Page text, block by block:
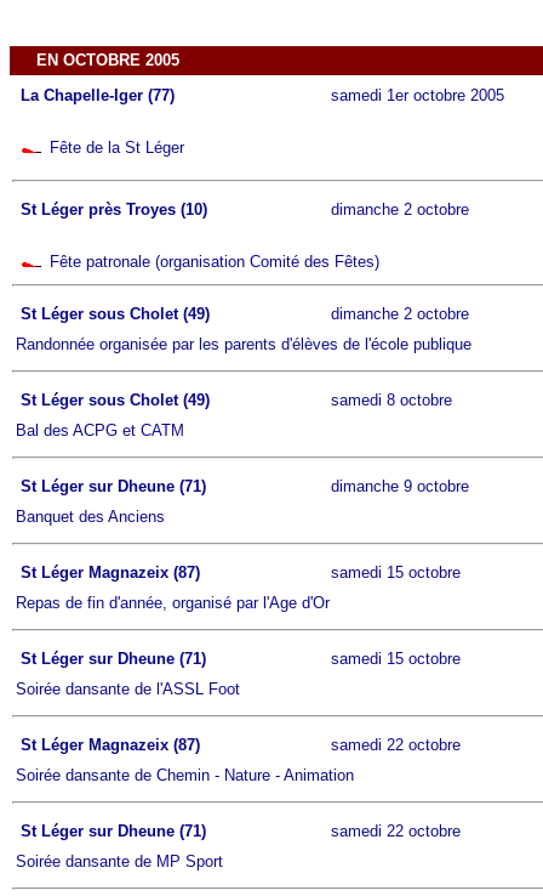
EN OCTOBRE 2005
La Chapelle-Iger (77)
samedi 1er octobre 2005
Fête de la St Léger
St Léger près Troyes (10) dimanche 2 octobre
Fête patronale (organisation Comité des Fêtes)
St Léger sous Cholet (49)
dimanche 2 octobre
Randonnée organisée par les parents d'élèves de l'école publique
St Léger sous Cholet (49)
samedi 8 octobre
Bal des ACPG et CATM
St Léger sur Dheune (71)
dimanche 9 octobre
Banquet des Anciens
St Léger Magnazeix (87)
samedi 15 octobre
Repas de fin d'année, organisé par l'Age d'Or
St Léger sur Dheune (71)
samedi 15 octobre
Soirée dansante de l'ASSL Foot
St Léger Magnazeix (87)
samedi 22 octobre
Soirée dansante de Chemin - Nature - Animation
St Léger sur Dheune (71)
samedi 22 octobre
Soirée dansante de MP Sport